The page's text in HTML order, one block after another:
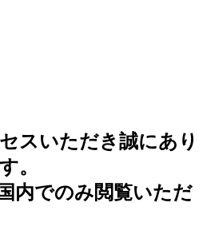
スいただき誠にあり
。
内でのみ閲覧いただ